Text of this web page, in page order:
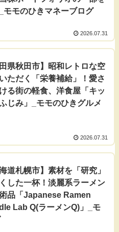
モモのひきマネーブログ
2026.07.31
田県秋田市】昭和レトロな空
ただく「栄養補給」！愛さ
る街の軽食、洋食屋「キッ
じみ」_モモのひきグルメ
2026.07.31
海道札幌市】素材を「研究」
した一杯！淡麗系ラーメン
品「Japanese Ramen
Lab Q(ラーメンQ)」_モ